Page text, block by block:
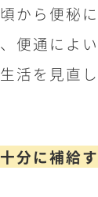
から便秘
便通によ
活を見直
分に補給